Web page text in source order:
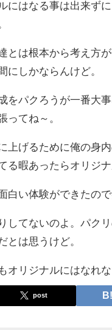
にはなる事は出来ず
とは根本から考え方
にしかならんけど。
をパクろうが一番大
ってね～。
上げるために俺の身
る暇あったらオリジ
白い体験ができたの
してないのよ。パク
とは思うけど。
オリジナルにはなれな
post